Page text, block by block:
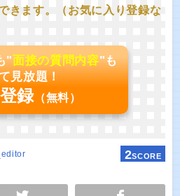
きます。（お気に入り登録な
"面接の質問内容"も
見放題！
録 （無料）
2SCORE